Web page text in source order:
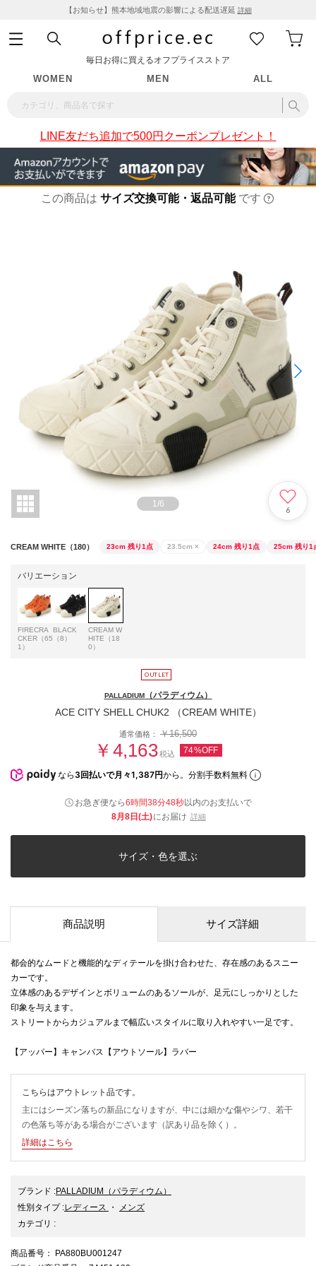
【お知らせ】熊本地域地震の影響による配送遅延 詳細
毎日お得に買えるオフプライスストア
WOMEN MEN ALL
LINE友だち追加で500円クーポンプレゼント！
この商品は サイズ交換可能・返品可能 です
1/6
6
CREAM WHITE（180） 23cm 残り1点 23.5cm × 24cm 残り1点 25cm 残り1
バリエーション
FIRECRA
CKER（65
1）
BLACK
（8）
CREAM W
HITE（18
0）
PALLADIUM（パラディウム）
ACE CITY SHELL CHUK2 （CREAM WHITE）
通常価格： ￥16,500
￥4,163税込 74%OFF
なら 3回払いで月々1,387円から。分割手数料無料
お急ぎ便なら6時間38分47秒以内のお支払いで
8月8日(土)にお届け 詳細
サイズ・色を選ぶ
商品説明 サイズ詳細
都会的なムードと機能的なディテールを掛け合わせた、存在感のあるスニー
カーです。
立体感のあるデザインとボリュームのあるソールが、足元にしっかりとした
印象を与えます。
ストリートからカジュアルまで幅広いスタイルに取り入れやすい一足です。
【アッパー】キャンバス【アウトソール】ラバー
こちらはアウトレット品です。
主にはシーズン落ちの新品になりますが、中には細かな傷やシワ、若干
の色落ち等がある場合がございます（訳あり品を除く）。
詳細はこちら
ブランド :PALLADIUM （パラディウム）
性別タイプ:レディース ・
メンズ
カテゴリ :
商品番号 ： PA880BU001247